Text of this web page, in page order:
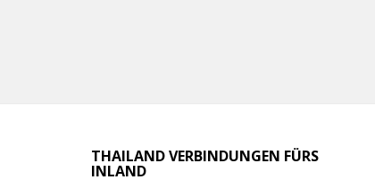
THAILAND VERBINDUNGEN FÜRS
INLAND